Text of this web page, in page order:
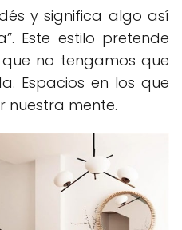
y significa algo así
Este estilo pretende
no tengamos que
Espacios en los que
nuestra mente.